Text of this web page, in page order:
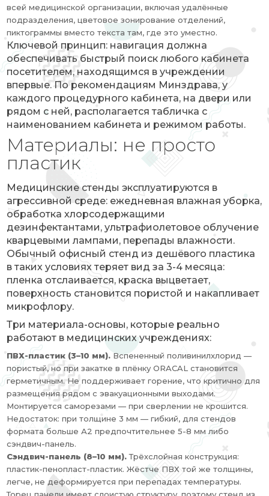
всей медицинской организации, включая удалённые
подразделения, цветовое зонирование отделений,
пиктограммы вместо текста там, где это уместно.
Ключевой принцип: навигация должна
обеспечивать быстрый поиск любого кабинета
посетителем, находящимся в учреждении
впервые. По рекомендациям Минздрава, у
каждого процедурного кабинета, на двери или
рядом с ней, располагается табличка с
наименованием кабинета и режимом работы.
Материалы: не просто
пластик
Медицинские стенды эксплуатируются в
агрессивной среде: ежедневная влажная уборка,
обработка хлорсодержащими
дезинфектантами, ультрафиолетовое облучение
кварцевыми лампами, перепады влажности.
Обычный офисный стенд из дешёвого пластика
в таких условиях теряет вид за 3-4 месяца:
пленка отслаивается, краска выцветает,
поверхность становится пористой и накапливает
микрофлору.
Три материала-основы, которые реально
работают в медицинских учреждениях:
ПВХ-пластик (3–10 мм). Вспененный поливинилхлорид —
пористый, но при закатке в плёнку ORACAL становится
герметичным. Не поддерживает горение, что критично для
размещения рядом с эвакуационными выходами.
Монтируется саморезами — при сверлении не крошится.
Недостаток: при толщине 3 мм — гибкий, для стендов
формата больше А2 предпочтительнее 5-8 мм либо
сэндвич-панель.
Сэндвич-панель (8–10 мм).Трёхслойная конструкция:
пластик-пенопласт-пластик. Жёстче ПВХ той же толщины,
легче, не деформируется при перепадах температуры.